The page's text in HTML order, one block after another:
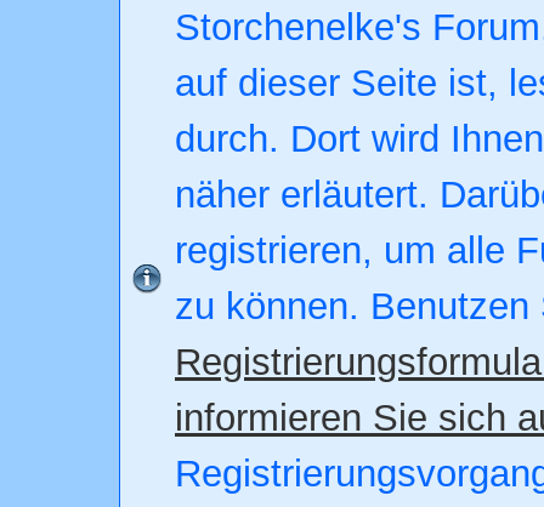
Storchenelke's
auf dieser Seite ist,
durch. Dort wird
näher erläutert.
registrieren, um alle
zu können. Benutzen
informieren Sie sich